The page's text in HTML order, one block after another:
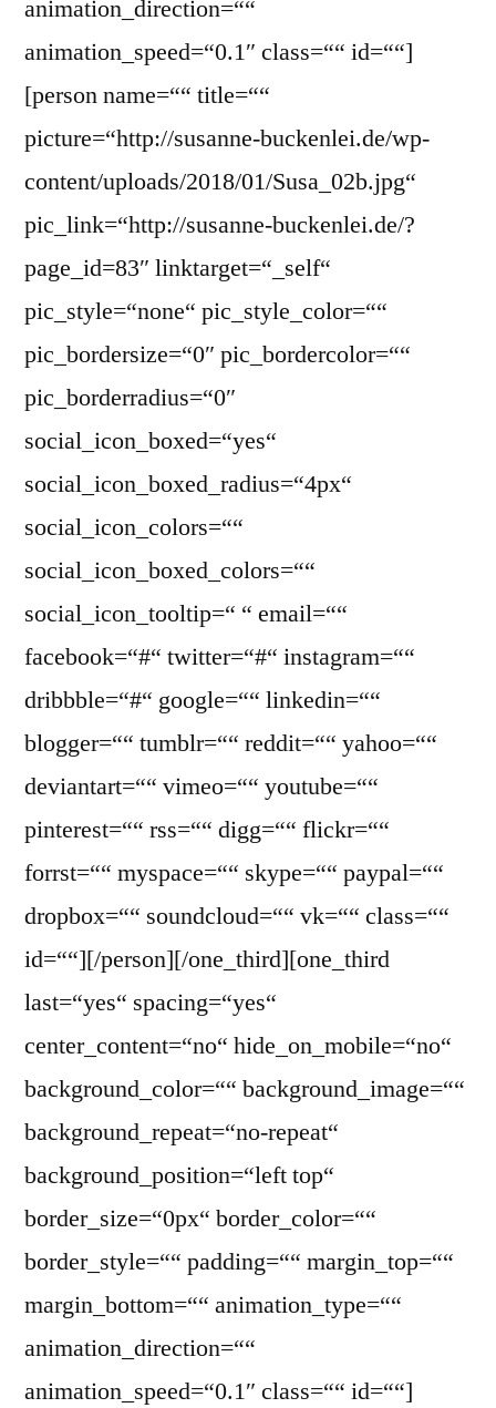
animation_direction=““
animation_speed=“0.1″ class=““ id=““]
[person name=““ title=““
picture=“http://susanne-buckenlei.de/wp-
content/uploads/2018/01/Susa_02b.jpg“
pic_link=“http://susanne-buckenlei.de/?
page_id=83″ linktarget=“_self“
pic_style=“none“ pic_style_color=““
pic_bordersize=“0″ pic_bordercolor=““
pic_borderradius=“0″
social_icon_boxed=“yes“
social_icon_boxed_radius=“4px“
social_icon_colors=““
social_icon_boxed_colors=““
social_icon_tooltip=“ “ email=““
facebook=“#“ twitter=“#“ instagram=““
dribbble=“#“ google=““ linkedin=““
blogger=““ tumblr=““ reddit=““ yahoo=““
deviantart=““ vimeo=““ youtube=““
pinterest=““ rss=““ digg=““ flickr=““
forrst=““ myspace=““ skype=““ paypal=““
dropbox=““ soundcloud=““ vk=““ class=““
id=““][/person][/one_third][one_third
last=“yes“ spacing=“yes“
center_content=“no“ hide_on_mobile=“no“
background_color=““ background_image=““
background_repeat=“no-repeat“
background_position=“left top“
border_size=“0px“ border_color=““
border_style=““ padding=““ margin_top=““
margin_bottom=““ animation_type=““
animation_direction=““
animation_speed=“0.1″ class=““ id=““]